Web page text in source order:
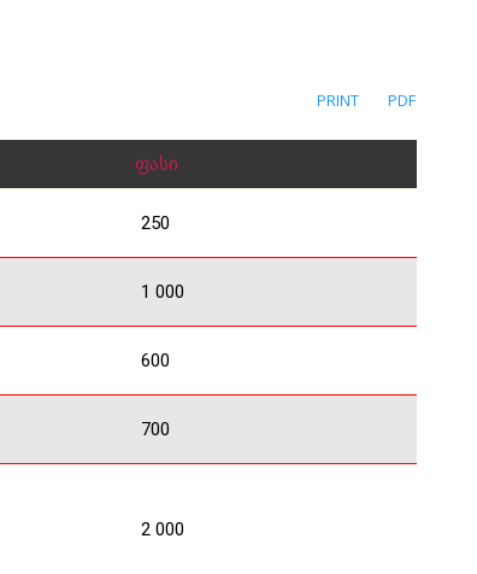
PRINT PDF
ფასი
250
1 000
600
700
2 000